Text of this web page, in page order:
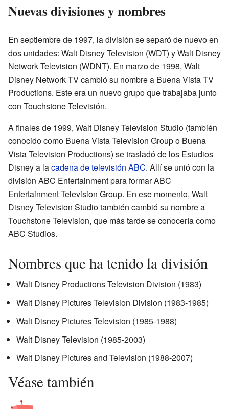
Nuevas divisiones y nombres
En septiembre de 1997, la división se separó de nuevo en
dos unidades: Walt Disney Television (WDT) y Walt Disney
Network Television (WDNT). En marzo de 1998, Walt
Disney Network TV cambió su nombre a Buena Vista TV
Productions. Este era un nuevo grupo que trabajaba junto
con Touchstone Televisión.
A finales de 1999, Walt Disney Television Studio (también
conocido como Buena Vista Television Group o Buena
Vista Television Productions) se trasladó de los Estudios
Disney a lacadena de televisión ABC. Allí se unió con la
división ABC Entertainment para formar ABC
Entertainment Television Group. En ese momento, Walt
Disney Television Studio también cambió su nombre a
Touchstone Television, que más tarde se conocería como
ABC Studios.
Nombres que ha tenido la división
Walt Disney Productions Television Division (1983)
Walt Disney Pictures Television Division (1983-1985)
Walt Disney Pictures Television (1985-1988)
Walt Disney Television (1985-2003)
Walt Disney Pictures and Television (1988-2007)
Véase también